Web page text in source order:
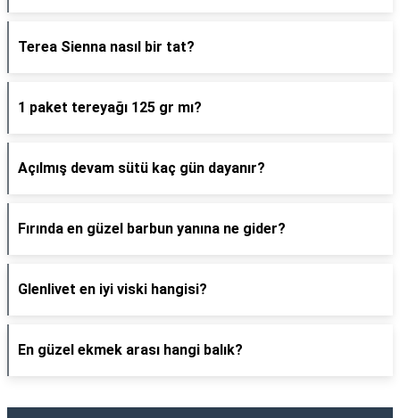
Terea Sienna nasıl bir tat?
1 paket tereyağı 125 gr mı?
Açılmış devam sütü kaç gün dayanır?
Fırında en güzel barbun yanına ne gider?
Glenlivet en iyi viski hangisi?
En güzel ekmek arası hangi balık?